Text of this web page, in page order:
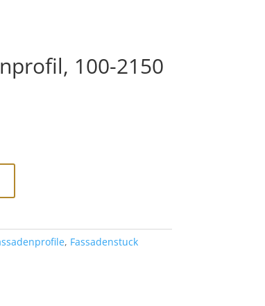
100-2150
, Fassadenstuck